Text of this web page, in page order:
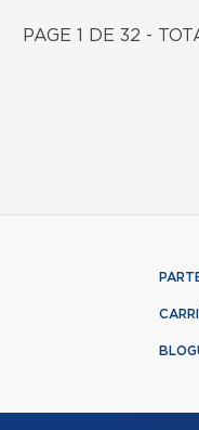
PAGE 1 DE 32 -